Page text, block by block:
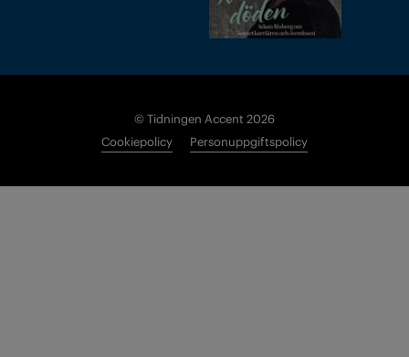
© Tidningen Accent 2026
Cookiepolicy
Personuppgiftspolicy